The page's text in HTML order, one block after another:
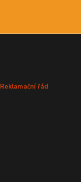
Reklamační řád